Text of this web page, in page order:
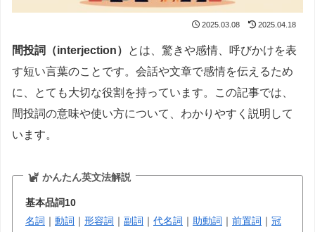
2025.03.08 2025.04.18
間投詞（interjection）
とは、驚きや感情、呼びかけを表
す短い言葉のことです。会話や文章で感情を伝えるため
に、とても大切な役割を持っています。この記事では、
間投詞の意味や使い方について、わかりやすく説明して
います。
かんたん英文法解説
基本品詞10
名詞 ｜ 動詞 ｜ 形容詞 ｜ 副詞 ｜ 代名詞 ｜ 助動詞 ｜ 前置詞 ｜ 冠